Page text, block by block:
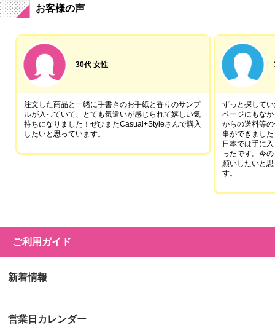
お客様の声
30代 女性
注文した商品と一緒に手書きのお手紙と香りのサンプ
ルが入っていて、とても気遣いが感じられて嬉しい気
持ちになりました！ぜひまたCasual+Styleさんで購入
したいと思っています。
ずっと探して
ページにもな
からの送料等
事ができました
日本では手に
ったです。今
願いしたいと
す。
ご利用ガイド
新着情報
営業日カレンダー